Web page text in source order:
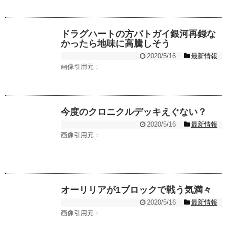
ドラグハートの方バトガイ銀河再録な
かったら地味に高騰しそう
2020/5/16
最新情報
画像引用元：
今度のクロニクルデッキえぐない？
2020/5/16
最新情報
画像引用元：
オーリリアが1ブロックで戦う気満々
2020/5/16
最新情報
画像引用元：